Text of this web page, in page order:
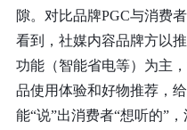
隙。对比品牌PGC与消费
看到，社媒内容品牌方以
功能（智能省电等）为主
品使用体验和好物推荐，
能“说”出消费者“想听的”